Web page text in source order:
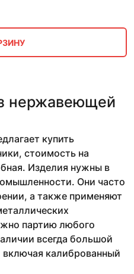
нержавеющей
купить
стоимость на
Изделия нужны в
Они часто
а также применяют
партию любого
всегда большой
включая калиброванный